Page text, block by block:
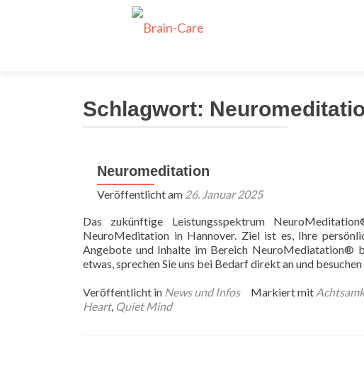
Schlagwort:
Neuromeditation
Veröffentlicht am 26. Januar 2025
Das zukünftige Leistungsspektrum
NeuroMeditation in Hannover. Ziel ist es, Ihre
Angebote und Inhalte im Bereich NeuroMediatation®
etwas, sprechen Sie uns bei Bedarf direkt an und besuchen
Veröffentlicht in News und Infos Markiert mit
Heart, Quiet Mind
Dein neuer Job als